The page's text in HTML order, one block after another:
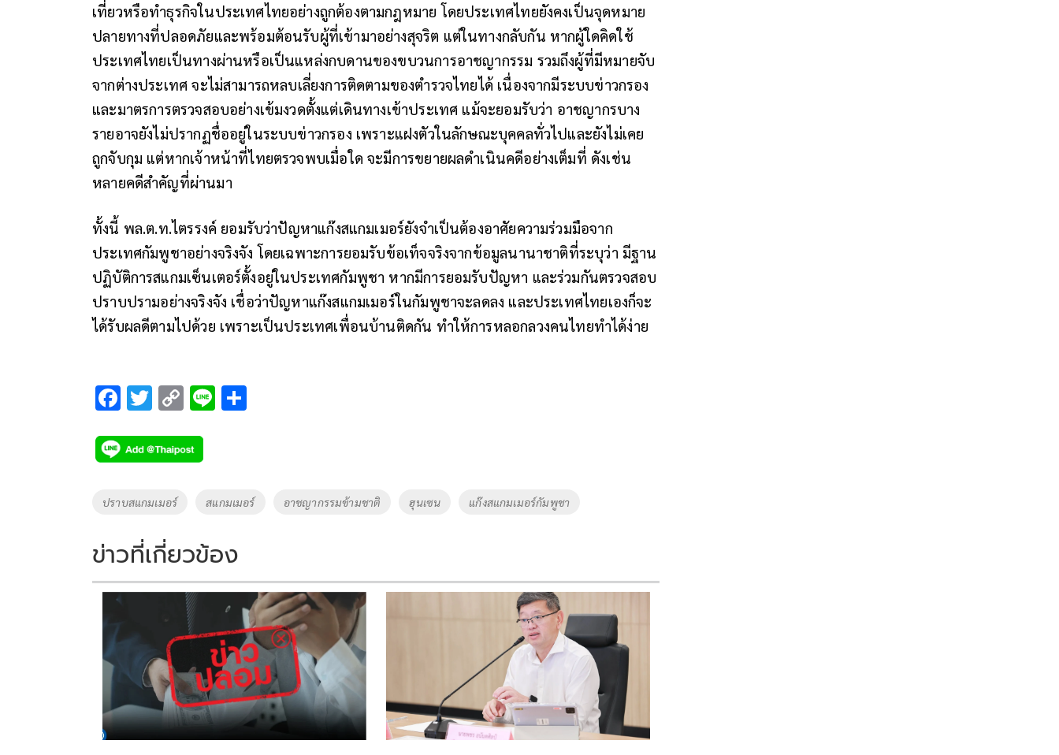
เที่ยวหรือทำธุรกิจในประเทศไทยอย่างถูกต้องตามกฎหมาย โดยประเทศไทยยังคงเป็นจุดหมาย
ปลายทางที่ปลอดภัยและพร้อมต้อนรับผู้ที่เข้ามาอย่างสุจริต แต่ในทางกลับกัน หากผู้ใดคิดใช้
ประเทศไทยเป็นทางผ่านหรือเป็นแหล่งกบดานของขบวนการอาชญากรรม รวมถึงผู้ที่มีหมายจับ
จากต่างประเทศ จะไม่สามารถหลบเลี่ยงการติดตามของตำรวจไทยได้ เนื่องจากมีระบบข่าวกรอง
และมาตรการตรวจสอบอย่างเข้มงวดตั้งแต่เดินทางเข้าประเทศ แม้จะยอมรับว่า อาชญากรบาง
รายอาจยังไม่ปรากฏชื่ออยู่ในระบบข่าวกรอง เพราะแฝงตัวในลักษณะบุคคลทั่วไปและยังไม่เคย
ถูกจับกุม แต่หากเจ้าหน้าที่ไทยตรวจพบเมื่อใด จะมีการขยายผลดำเนินคดีอย่างเต็มที่ ดังเช่น
หลายคดีสำคัญที่ผ่านมา
ทั้งนี้ พล.ต.ท.ไตรรงค์ ยอมรับว่าปัญหาแก๊งสแกมเมอร์ยังจำเป็นต้องอาศัยความร่วมมือจาก
ประเทศกัมพูชาอย่างจริงจัง โดยเฉพาะการยอมรับข้อเท็จจริงจากข้อมูลนานาชาติที่ระบุว่า มีฐาน
ปฏิบัติการสแกมเซ็นเตอร์ตั้งอยู่ในประเทศกัมพูชา หากมีการยอมรับปัญหา และร่วมกันตรวจสอบ
ปราบปรามอย่างจริงจัง เชื่อว่าปัญหาแก๊งสแกมเมอร์ในกัมพูชาจะลดลง และประเทศไทยเองก็จะ
ได้รับผลดีตามไปด้วย เพราะเป็นประเทศเพื่อนบ้านติดกัน ทำให้การหลอกลวงคนไทยทำได้ง่าย
F
e
b
o
k
T
tt
er
C
p
y
k
Li
Tags
ปราบสแกมเมอร์ สแกมเมอร์ อาชญากรรมข้ามชาติ ฮุนเซน แก๊งสแกมเมอร์กัมพูชา
ข่าวที่เกี่ยวข้อง